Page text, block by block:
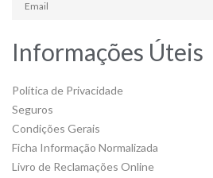
Informações Úteis
Política de Privacidade
Seguros
Condições Gerais
Ficha Informação Normalizada
Livro de Reclamações Online